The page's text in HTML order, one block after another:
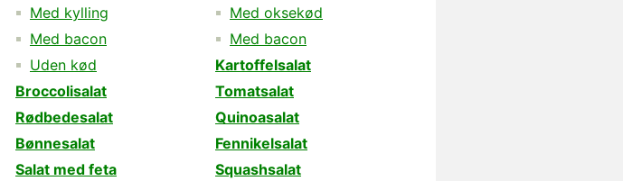
Med kylling
Med bacon
Uden kød
Broccolisalat
Rødbedesalat
Bønnesalat
Salat med feta
Med oksekød
Med bacon
Kartoffelsalat
Tomatsalat
Quinoasalat
Fennikelsalat
Squashsalat